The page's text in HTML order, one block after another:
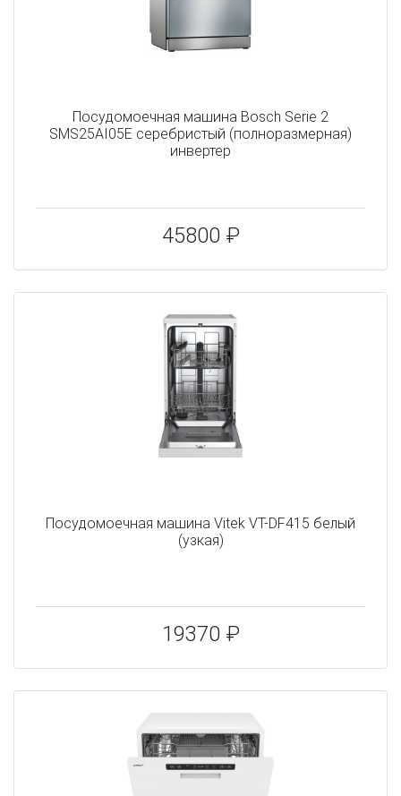
Посудомоечная машина Bosch Serie 2
SMS25AI05E серебристый (полноразмерная)
инвертер
45800 ₽
Посудомоечная машина Vitek VT-DF415 белый
(узкая)
19370 ₽